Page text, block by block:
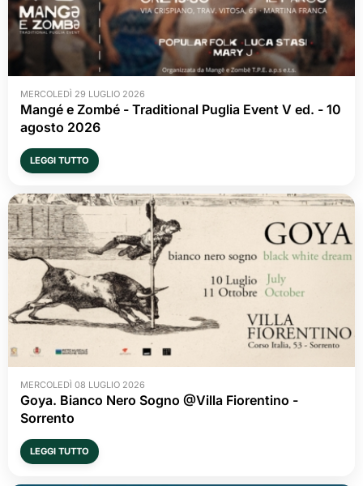
MERCOLEDÌ 29 LUGLIO 2026
Mangé e Zombé - Traditional Puglia Event V ed. - 10
agosto 2026
LEGGI TUTTO
MERCOLEDÌ 08 LUGLIO 2026
Goya. Bianco Nero Sogno @Villa Fiorentino -
Sorrento
LEGGI TUTTO